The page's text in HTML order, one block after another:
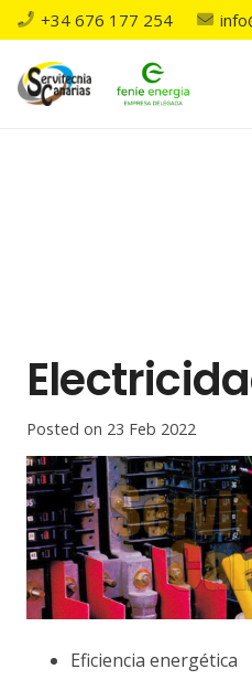
+34 676 177 254
Posted on 23 Feb 2022
Eficiencia energética